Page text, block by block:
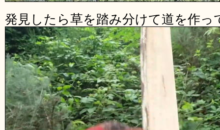
発見したら草を踏み分けて道を作